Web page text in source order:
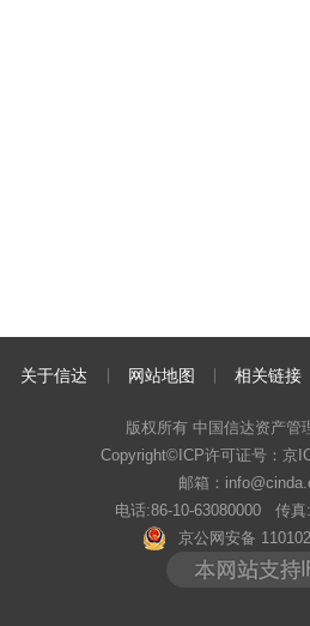
关于信达 网站地图 相关链接
版权所有 中国信达资产管
Copyright©ICP许可证号： 京
邮箱：
电话:86-10-63080000 传真
京公网安备